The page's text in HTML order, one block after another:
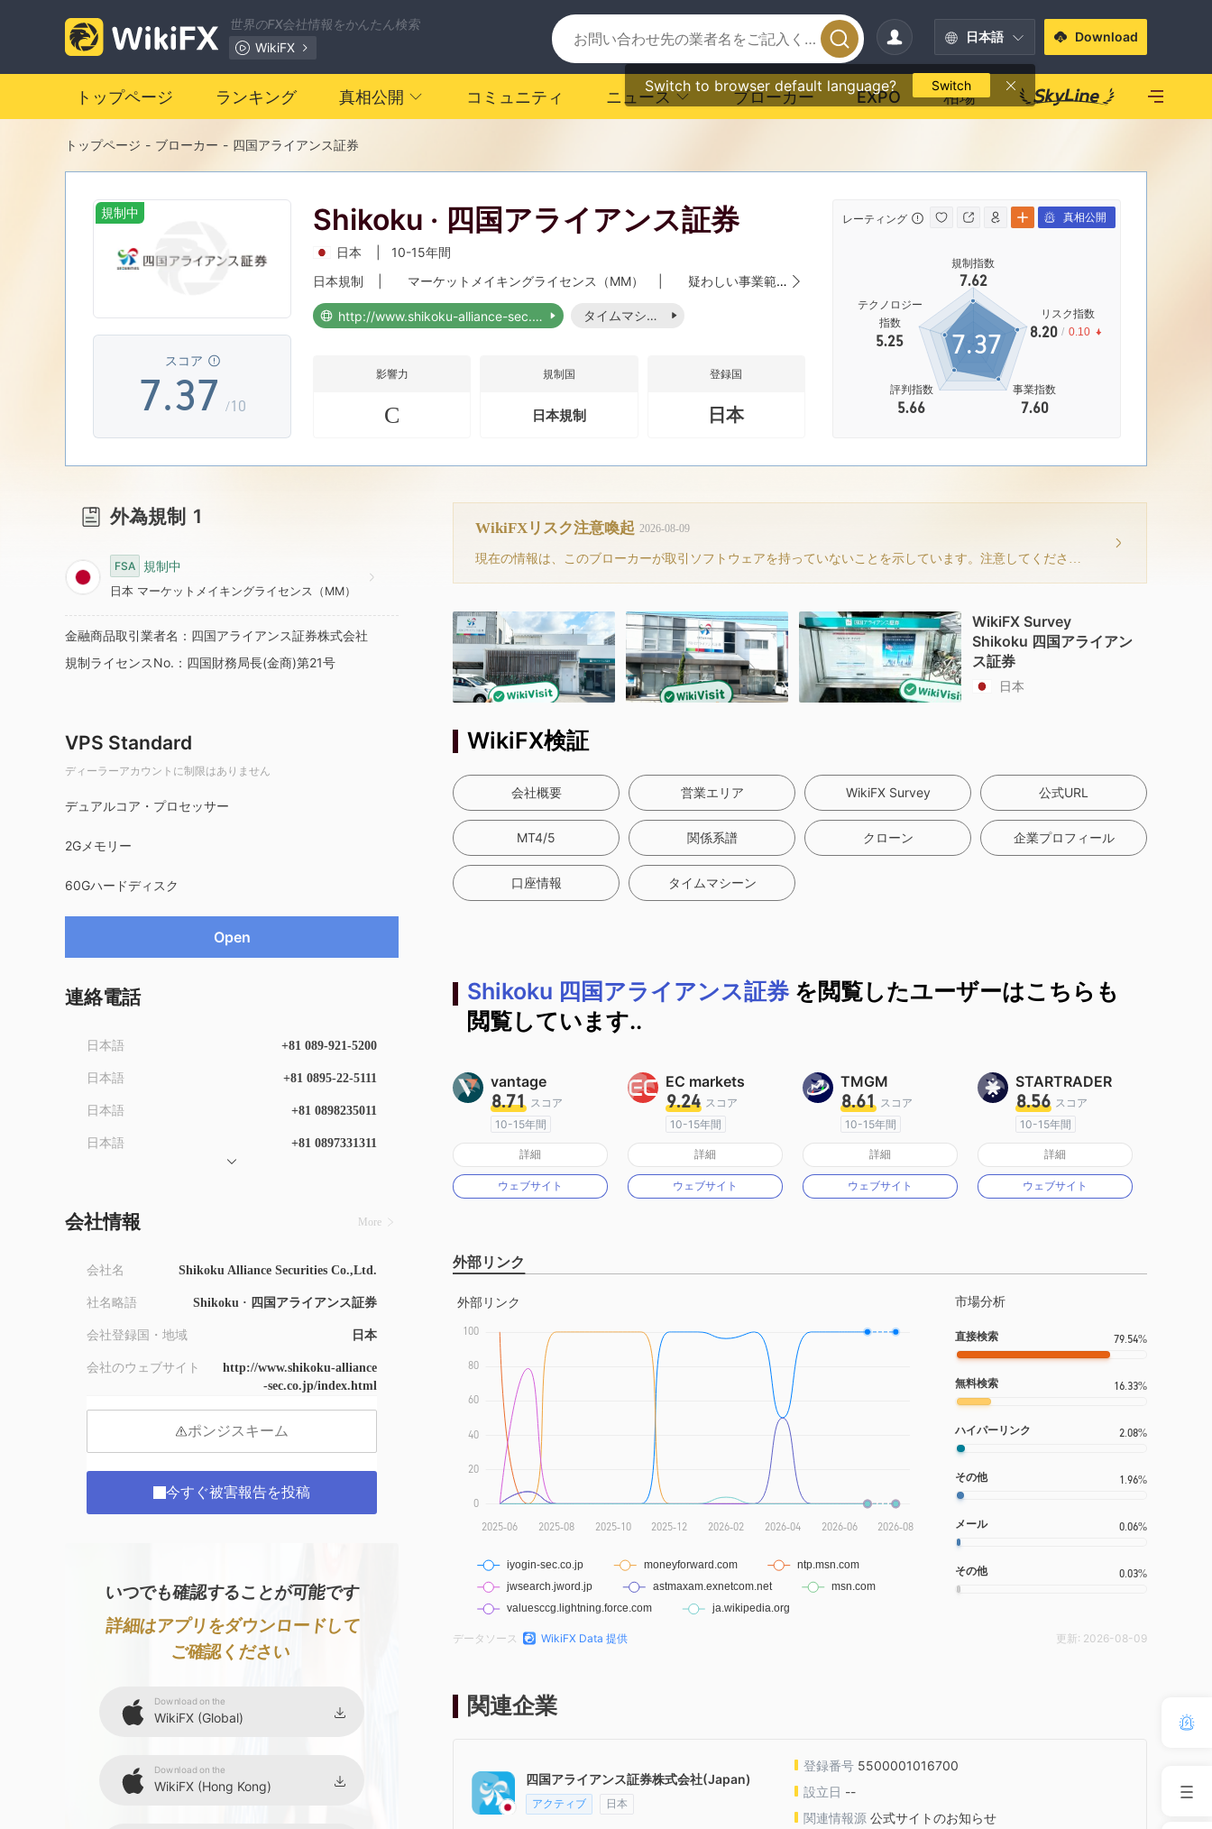
世界のFX会社情報をかんたん検索
WikiFX
日本語
Switch to browser default language? Switch
Download
トップページ ランキング 真相公開 コミュニティ ニュース ブローカー EXPO 相場
トップページ - ブローカー - 四国アライアンス証券
規制中
スコア
0
1
2
3
4
6
7
8
9
.
2
3
4
5
6
7
8
0
1
2
3
6
7
8
9
/10
Shikoku · 四国アライアンス証券
日本
10-15年間
日本規制
マーケットメイキングライセンス（MM） 疑わしい事業範囲
http://www.shikoku-alliance-sec.co.jp/index.html タイムマシーン
影響力
C
規制国
日本規制
登録国
日本
レーティング
規制指数
7.62
テクノロジー
指数
5.25
評判指数
5.66
事業指数
7.60
リスク指数
8.20 / 0.10
7.37
真相公開
外為規制 1
FSA 規制中
日本 マーケットメイキングライセンス（MM）
金融商品取引業者名：四国アライアンス証券株式会社
規制ライセンスNo.：四国財務局長(金商)第21号
VPS Standard
ディーラーアカウントに制限はありません
デュアルコア・プロセッサー
2Gメモリー
60Gハードディスク
Open
連絡電話
日本語 +81 089-921-5200
日本語 +81 0895-22-5111
日本語 +81 0898235011
日本語 +81 0897331311
会社情報 More
会社名 Shikoku Alliance Securities Co.,Ltd.
社名略語 Shikoku · 四国アライアンス証券
会社登録国・地域 日本
会社のウェブサイト
http://www.shikoku-alliance
-sec.co.jp/index.html
ポンジスキーム
今すぐ被害報告を投稿
いつでも確認することが可能です
詳細はアプリをダウンロードして
ご確認ください
Download on the
WikiFX (Global)
Download on the
WikiFX (Hong Kong)
WikiFXリスク注意喚起 2026-08-09
現在の情報は、このブローカーが取引ソフトウェアを持っていないことを示しています。注意してください！
WikiFX Survey
Shikoku 四国アライアン
ス証券
日本
WikiFX検証
会社概要 営業エリア WikiFX Survey 公式URL
MT4/5 関係系譜 クローン 企業プロフィール
口座情報 タイムマシーン
Shikoku 四国アライアンス証券を閲覧したユーザーはこちらも
閲覧しています..
vantage
8.71 スコア
10-15年間
オーストラリア規制
マーケットメイキングライセンス（MM）
詳細
ウェブサイト
EC markets
9.24 スコア
10-15年間
オーストラリア規制
マーケットメイキングライセンス（MM）
詳細
ウェブサイト
TMGM
8.61 スコア
10-15年間
オーストラリア規制
マーケットメイキングライセンス（MM）
詳細
ウェブサイト
STARTRADER
8.56 スコア
10-15年間
オーストラリア規制
マーケットメイキングライセンス（MM）
詳細
ウェブサイト
外部リンク
市場分析
直接検索 79.54%
無料検索 16.33%
ハイパーリンク 2.08%
その他 1.96%
メール 0.06%
その他 0.03%
データソース WikiFX Data 提供 更新: 2026-08-09
関連企業
四国アライアンス証券株式会社(Japan)
アクティブ 日本
登録番号 5500001016700
設立日 --
関連情報源 公式サイトのお知らせ